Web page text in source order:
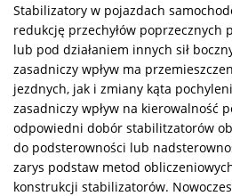
Stabilizatory w pojazdach
redukcję przechyłów poprzecznych
lub pod działaniem innych sił
zasadniczy wpływ ma
jezdnych, jak i zmiany kąta
zasadniczy wpływ na kierowalność
odpowiedni dobór stabilitzatorów
do podsterowności lub
zarys podstaw metod
konstrukcji stabilizatorów.